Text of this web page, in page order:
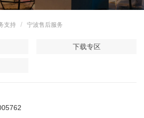
成功案例
联系我们
支持 宁波售后服务
下载专区